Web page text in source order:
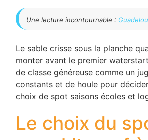
Une lecture incontournable :
Le sable crisse sous la planche
monter avant le premier
de classe généreuse comme un
constants et de houle pour
choix de spot saisons écoles et
Le choix du